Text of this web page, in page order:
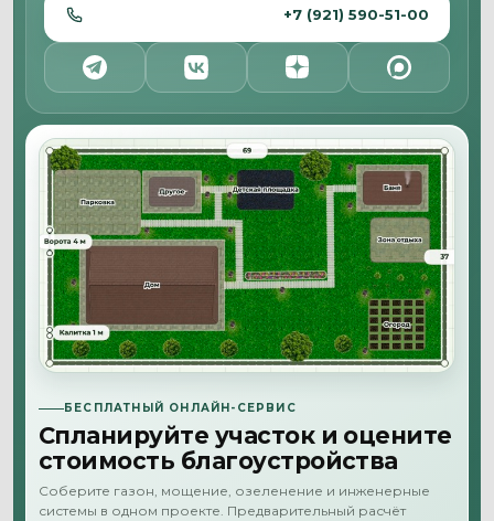
+7 (921) 590-51-00
БЕСПЛАТНЫЙ ОНЛАЙН-СЕРВИС
Спланируйте участок и оцените
стоимость благоустройства
Соберите газон, мощение, озеленение и инженерные
системы в одном проекте. Предварительный расчёт